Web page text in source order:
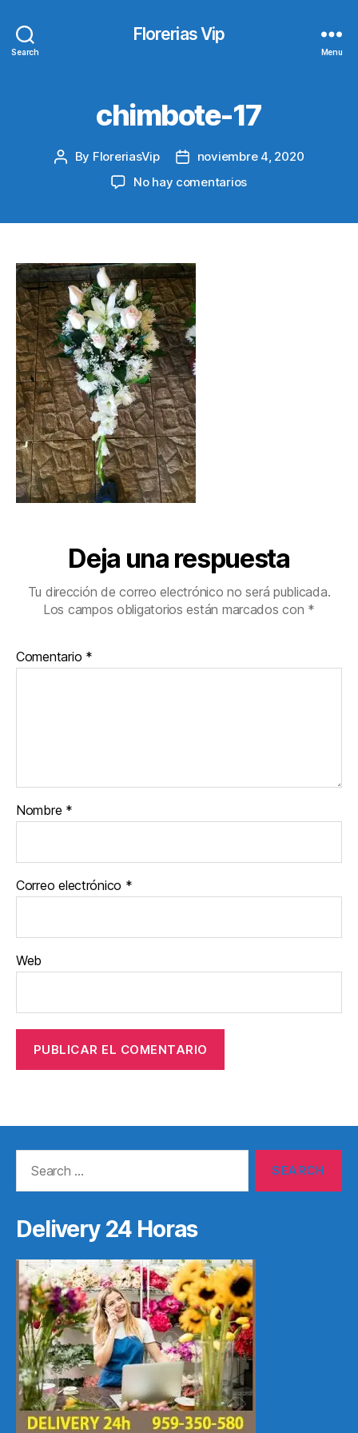
Search
Florerias Vip
Menu
chimbote-17
Post
By FloreriasVip
Postnoviembre 4, 2020
No hay comentariosen
Deja una respuesta
Tu dirección de correo electrónico no será publicada.
Los campos obligatorios están marcados con *
Comentario *
Nombre *
Correo electrónico *
Web
Delivery 24 Horas